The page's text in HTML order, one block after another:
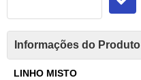
Informações do Produto
LINHO MISTO